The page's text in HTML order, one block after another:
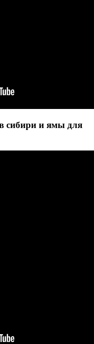
сибири и ямы для